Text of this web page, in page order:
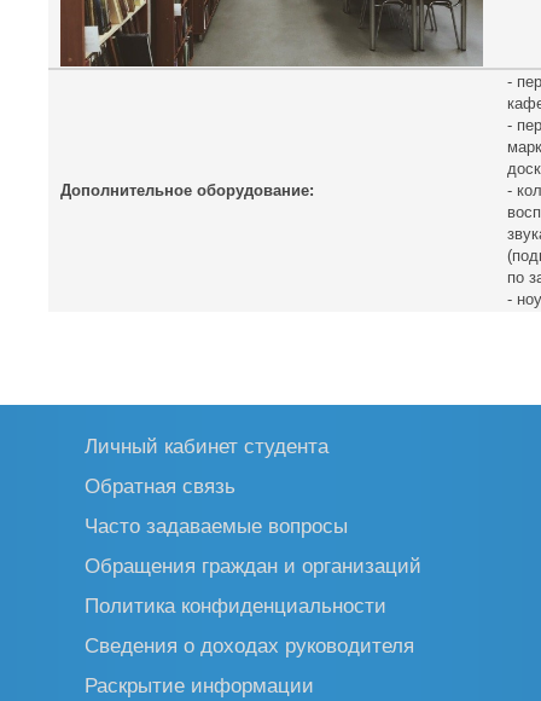
Дополнительное оборудование:
-
-
-
по
-
Личный кабинет студента
Обратная связь
Часто задаваемые вопросы
Обращения граждан и организаций
Политика конфиденциальности
Сведения о доходах руководителя
Раскрытие информации